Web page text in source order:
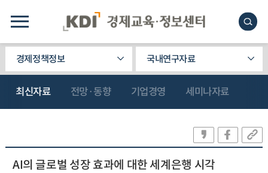
경제정책정보 국내연구자료
최신자료 전망·동향 기업경영 세미나자료
AI의 글로벌 성장 효과에 대한 세계은행 시각